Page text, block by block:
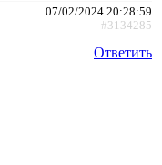
07/02/2024 20:28:59
#3134285
Ответить